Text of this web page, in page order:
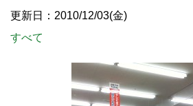
更新日：2010/12/03(金)
すべて